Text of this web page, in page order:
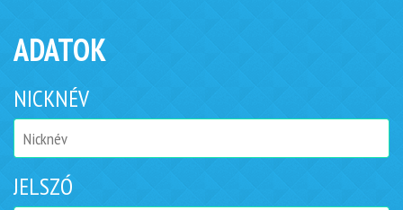
ADATOK
NICKNÉV
JELSZÓ